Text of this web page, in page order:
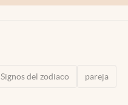
Signos del zodiaco pareja